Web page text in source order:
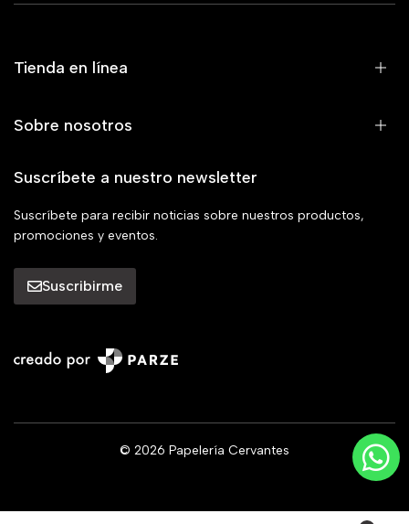
Tienda en línea
Sobre nosotros
Suscríbete a nuestro newsletter
Suscríbete para recibir noticias sobre nuestros productos,
promociones y eventos.
Suscribirme
© 2026 Papelería Cervantes